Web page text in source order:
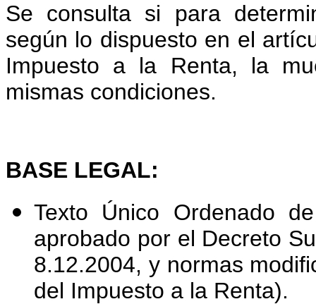
Se consulta si para
según lo dispuesto en el
Impuesto a la Renta, la
mismas condiciones.
BASE LEGAL:
Texto Único Ordenado
aprobado por el Decreto
8.12.2004, y normas
del Impuesto a la Renta).